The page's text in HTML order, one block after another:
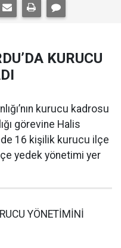
KURUCU
kurucu kadrosu
görevine Halis
16 kişilik kurucu ilçe
yedek yönetimi yer
YÖNETİMİNİ